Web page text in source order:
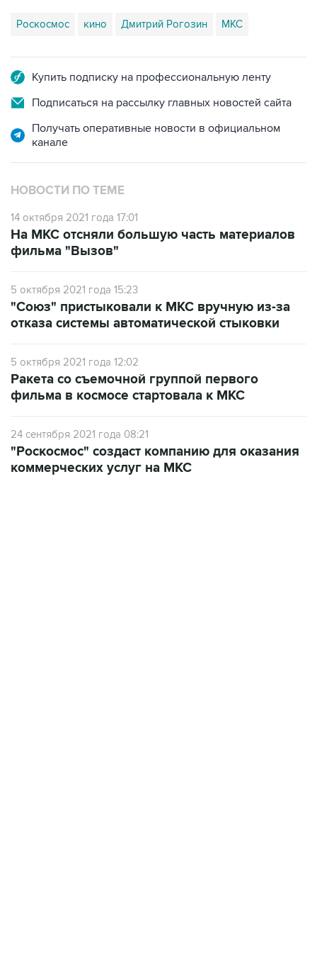
Роскосмос кино Дмитрий Рогозин МКС
Купить подписку на профессиональную ленту
Подписаться на рассылку главных новостей сайта
Получать оперативные новости в официальном
канале
НОВОСТИ ПО ТЕМЕ
14 октября 2021 года 17:01
На МКС отсняли большую часть материалов
фильма "Вызов"
5 октября 2021 года 15:23
"Союз" пристыковали к МКС вручную из-за
отказа системы автоматической стыковки
5 октября 2021 года 12:02
Ракета со съемочной группой первого
фильма в космосе стартовала к МКС
24 сентября 2021 года 08:21
"Роскосмос" создаст компанию для оказания
коммерческих услуг на МКС